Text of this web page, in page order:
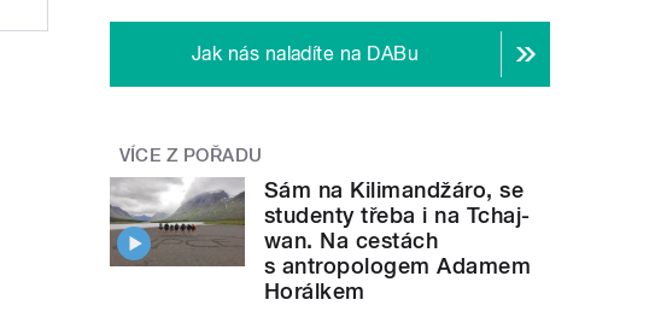
Jak nás naladíte na DABu
VÍCE Z POŘADU
Sám na Kilimandžáro, se
studenty třeba i na Tchaj-
wan. Na cestách
s antropologem Adamem
Horálkem